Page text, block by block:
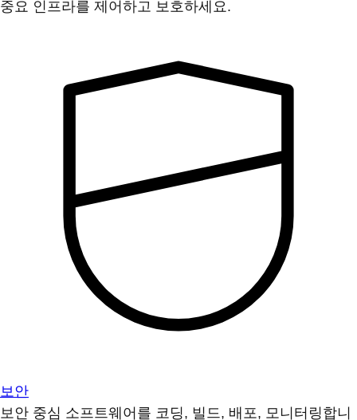
중요 인프라를 제어하고 보호하세요.
보안
보안 중심 소프트웨어를 코딩, 빌드, 배포, 모니터링합니